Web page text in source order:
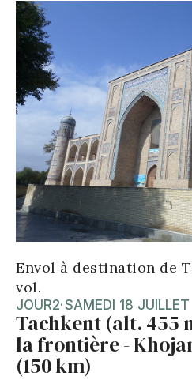
Envol à destination de
vol.
JOUR2·SAMEDI 18 JUILLET
Tachkent (alt. 455
la frontière -
(150 km)